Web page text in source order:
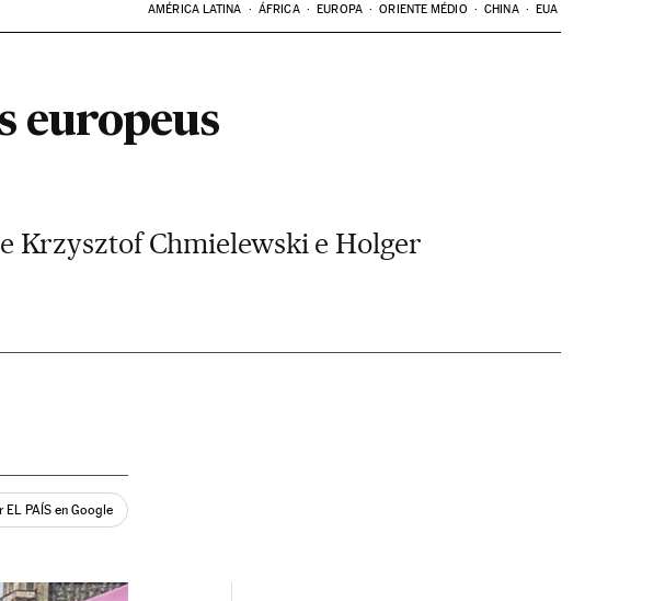
AMÉRICA LATINA ÁFRICA EUROPA ORIENTE MÉDIO CHINA EUA
europeus
Krzysztof Chmielewski e Holger
EL PAÍS en Google